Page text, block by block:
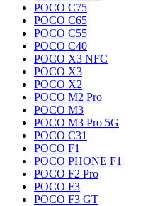
POCO C75
POCO C65
POCO C55
POCO C40
POCO X3 NFC
POCO X3
POCO X2
POCO M2 Pro
POCO M3
POCO M3 Pro 5G
POCO C31
POCO F1
POCO PHONE F1
POCO F2 Pro
POCO F3
POCO F3 GT